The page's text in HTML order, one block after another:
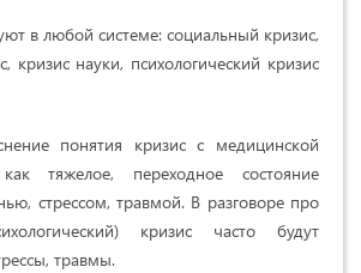
в любой системе: социальный кризис,
кризис науки, психологический кризис
понятия кризис с медицинской
тяжелое, переходное состояние
стрессом, травмой. В разговоре про
кризис часто будут
травмы.